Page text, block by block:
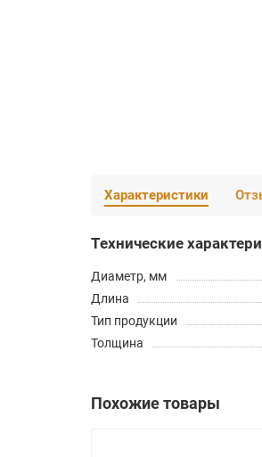
Характеристики
Технические
Диаметр, мм
Длина
Тип продукции
Толщина
Похожие товары